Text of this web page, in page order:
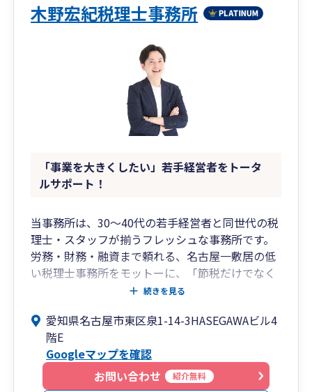
木野宏紀税理士事務所
「事業を大きくしたい」若手経営者をトータ
ルサポート！
当事務所は、30〜40代の若手経営者と同世代の税
理士・スタッフが揃うフレッシュな事務所です。
労務・財務・融資まで頼れる、名古屋一敷居の低
い税理士事務所をモットーに、「節税だけでなく
経営や将来の法人成りも相談したい」「同世代で
人事業主・法人様のニーズに全力でお応えしま
す！
社内には社会保険労務士や銀行出身のスタッフが
続きを見る
愛知県名古屋市東区泉1-14-3HASEGAWAビル4
階E
Googleマップを確認
お問い合わせ
紹介無料